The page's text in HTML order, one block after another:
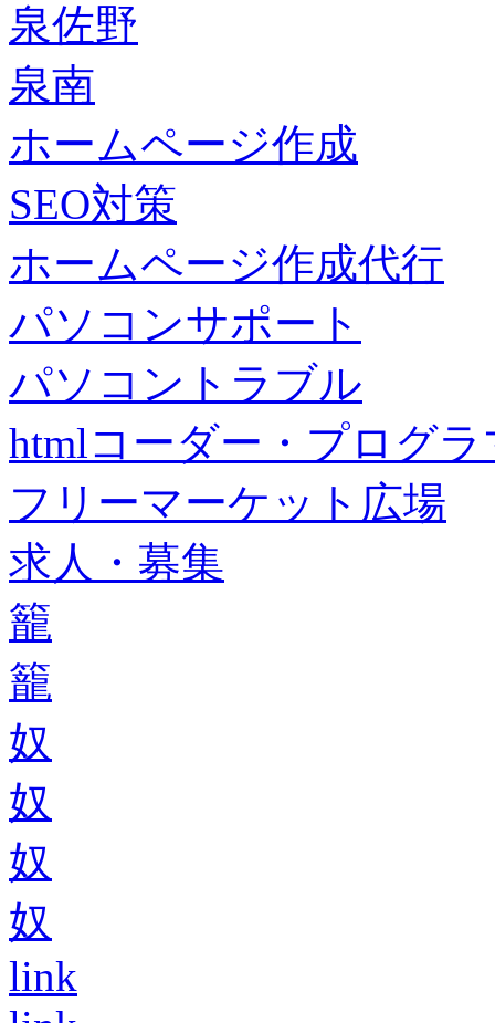
泉佐野
泉南
ホームページ作成
SEO対策
ホームページ作成代行
パソコンサポート
パソコントラブル
htmlコーダー・プログラ
フリーマーケット広場
求人・募集
籠
籠
奴
奴
奴
奴
link